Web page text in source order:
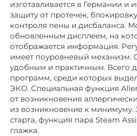
изготавливается в Германии и
защиту от протечек,
контроля пены и дисбаланса.
обновленным дисплеем, на
отображается информация.
имеет поуровневый механизм.
удобным и практичным. Всего
программ, среди которых
ЭКО. Специальная функция
от возникновения
из возникновение к минимуму.
старта, функция пара Steam
глажка.